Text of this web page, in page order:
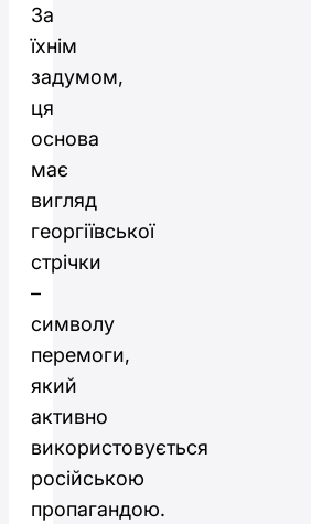
За
їхнім
задумом,
ця
основа
має
вигляд
георгіївської
стрічки
–
символу
перемоги,
який
активно
використовується
російською
пропагандою.